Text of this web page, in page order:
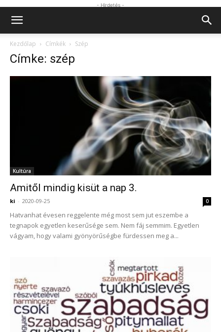
- Hirdetés -
Kezdőlap Címkék Szép
Címke: szép
Kultúra
Amitől mindig kisüt a nap 3.
ki - 2020-09-25 0
Hatvanhat évesen reggelente még most sem jut eszembe a
tegnapok egyetlen keserűsége sem. Nem fáj semmim. Egyetlen
vágyam, hogy valami gyönyörűségbe fürdessen meg a...